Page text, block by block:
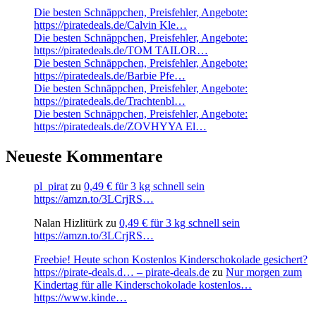
Die besten Schnäppchen, Preisfehler, Angebote:
https://piratedeals.de/Calvin Kle…
Die besten Schnäppchen, Preisfehler, Angebote:
https://piratedeals.de/TOM TAILOR…
Die besten Schnäppchen, Preisfehler, Angebote:
https://piratedeals.de/Barbie Pfe…
Die besten Schnäppchen, Preisfehler, Angebote:
https://piratedeals.de/Trachtenbl…
Die besten Schnäppchen, Preisfehler, Angebote:
https://piratedeals.de/ZOVHYYA El…
Neueste Kommentare
pl_pirat zu 0,49 € für 3 kg schnell sein
https://amzn.to/3LCrjRS…
Nalan Hizlitürk zu 0,49 € für 3 kg schnell sein
https://amzn.to/3LCrjRS…
Freebie! Heute schon Kostenlos Kinderschokolade gesichert?
https://pirate-deals.d… – pirate-deals.de zu Nur morgen zum
Kindertag für alle Kinderschokolade kostenlos…
https://www.kinde…